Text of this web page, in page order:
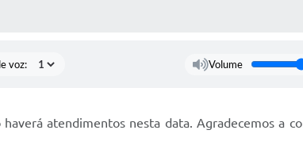
voz: Volume
atendimentos nesta data. Agradecemos a